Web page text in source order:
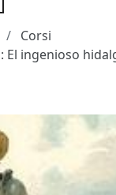
Corsi
El ingenioso